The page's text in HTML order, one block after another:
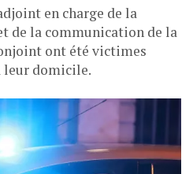
en charge de la
de la communication de la
ont été victimes
leur domicile.